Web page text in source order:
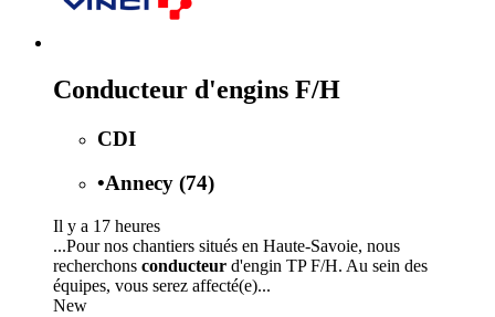
Conducteur d'engins F/H
CDI
•Annecy (74)
Il y a 17 heures
...Pour nos chantiers situés en Haute-Savoie, nous
recherchons conducteur d'engin TP F/H. Au sein des
équipes, vous serez affecté(e)...
New